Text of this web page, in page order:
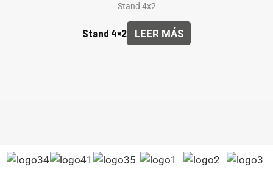
Stand 4x2
Stand 4×2 LEER MÁS